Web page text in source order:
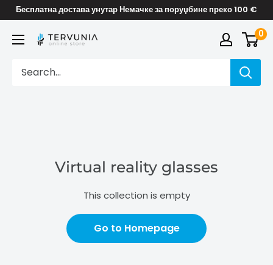
Skip
content
Бесплатна достава унутар Немачке за поруџбине преко 100 €
TERVUNIA
Stores
0
Virtual reality glasses
This collection is empty
Go to Homepage